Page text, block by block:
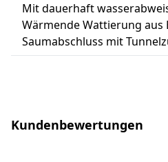
Mit dauerhaft
Wärmende Wattierung aus
Saumabschluss mit
Kundenbewertungen